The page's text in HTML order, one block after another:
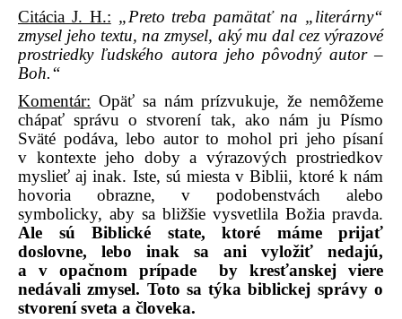
Citácia J. H.: „Preto treba pamätať na „literárny“
zmysel jeho textu, na zmysel, aký mu dal cez výrazové
prostriedky ľudského autora jeho pôvodný autor –
Boh.“
Komentár: Opäť sa nám prízvukuje, že nemôžeme
chápať správu o stvorení tak, ako nám ju Písmo
Sväté podáva, lebo autor to mohol pri jeho písaní
v kontexte jeho doby a výrazových prostriedkov
myslieť aj inak. Iste, sú miesta v Biblii, ktoré k nám
hovoria obrazne, v podobenstvách alebo
symbolicky, aby sa bližšie vysvetlila Božia pravda.
Ale sú Biblické state, ktoré máme prijať
doslovne, lebo inak sa ani vyložiť nedajú,
a v opačnom prípade
by kresťanskej viere
nedávali zmysel. Toto sa týka biblickej správy o
stvorení sveta a človeka.